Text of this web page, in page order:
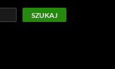
SZUKAJ